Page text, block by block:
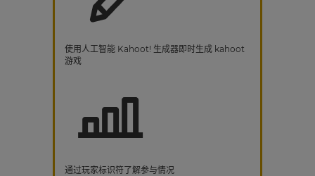
使用人工智能 Kahoot! 生成器即时生成 kahoot
游戏
通过玩家标识符了解参与情况